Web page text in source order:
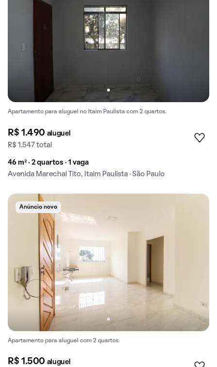
Apartamento para aluguel no Itaim Paulista com 2 quartos.
R$ 1.490 aluguel
R$ 1.547 total
46 m² · 2 quartos · 1 vaga
Avenida Marechal Tito, Itaim Paulista · São Paulo
Anúncio novo
Apartamento para aluguel com 2 quartos.
R$ 1.500 aluguel